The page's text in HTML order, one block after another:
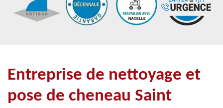
Entreprise de nettoyage et
pose de cheneau Saint